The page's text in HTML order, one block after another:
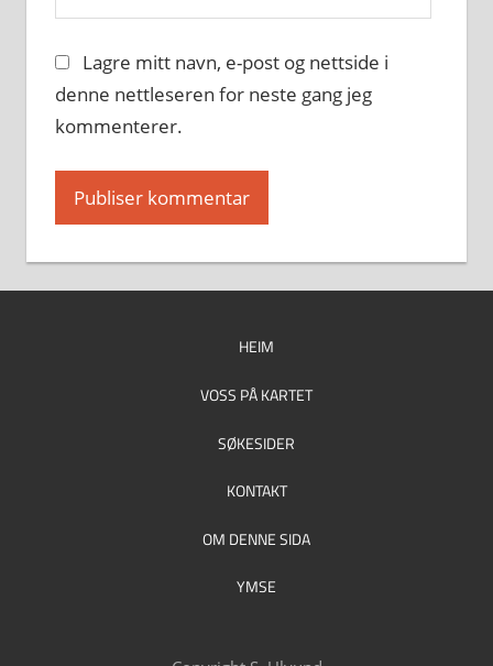
Lagre mitt navn, e-post og nettside i
denne nettleseren for neste gang jeg
kommenterer.
HEIM
VOSS PÅ KARTET
SØKESIDER
KONTAKT
OM DENNE SIDA
YMSE